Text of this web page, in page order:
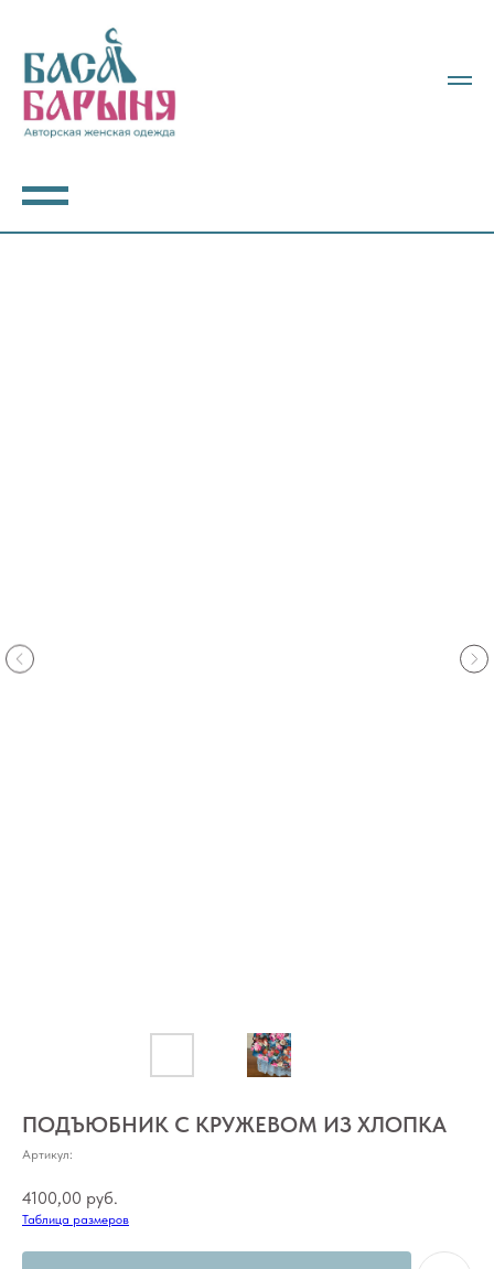
ПОДЪЮБНИК С КРУЖЕВОМ ИЗ ХЛОПКА
Артикул:
4100,00 руб.
Таблица размеров